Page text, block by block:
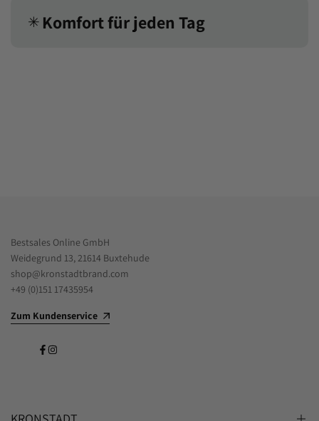
✳︎ Komfort für jeden Tag
Bestsales Online GmbH
Weidegrund 13, 21614 Buxtehude
shop@kronstadtbrand.com
+49 (0)151 17435954
Zum Kundenservice
Facebook
Instagram